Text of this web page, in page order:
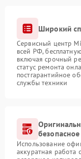
Широкий
Сервисный центр
всей РФ,
включая срочный
статус ремонта
постгарантийное
службы техники
Использование
аккуратная работа